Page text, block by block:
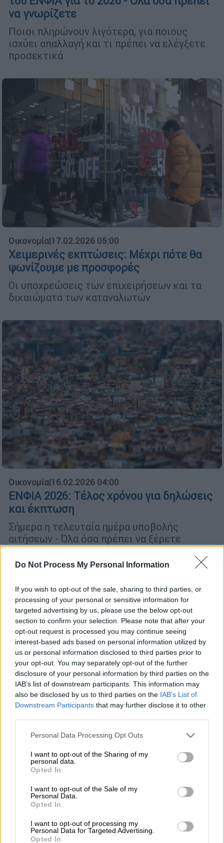
Do Not Process My Personal Information
If you wish to opt-out of the sale, sharing to third parties, or
processing of your personal or sensitive information for
targeted advertising by us, please use the below opt-out
section to confirm your selection. Please note that after your
opt-out request is processed you may continue seeing
interest-based ads based on personal information utilized by
us or personal information disclosed to third parties prior to
your opt-out. You may separately opt-out of the further
disclosure of your personal information by third parties on the
IAB’s list of downstream participants. This information may
also be disclosed by us to third parties on the IAB’s List of
Downstream Participants that may further disclose it to other
Please note that this website/app uses one or more Google
not limited to your visit or usage behaviour. You may click to
grant or deny consent to Google and its third-party tags to
use your data for below specified purposes in below Google
consent section.
Personal Data Processing Opt Outs
I want to opt-out of the Sharing of my
personal data.
Opted In
I want to opt-out of the Sale of my
Personal Data.
Opted In
I want to opt-out of processing my
Personal Data for Targeted Advertising.
Opted In
να γνωρίζετε
Ποιοι πληρώνουν λιγότερα, για ποιους
ισχύει απαλλαγή και τι πρέπει να ελέγξετε
προσεκτικά
Οικονομία|17.02.2026 05:00
Χειμερινές εκπτώσεις: Μέχρι πότε θα
ψωνίζουμε με προσφορές
Οι υποχρεώσεις των επιχειρήσεων και τα
δικαιώματα των καταναλωτών
Οικονομία|16.02.2026 04:00
ΕΝΦΙΑ 2026: Τέλος χρόνου για δηλώσεις
και έκπτωση
Σήμερα η τελευταία ημέρα υποβολής
αιτήσεων - Όλα όσα πρέπει να ξέρετε
Οικονομία|26.01.2026 04:00
Φορολογικές δηλώσεις 2026: Πώς θα
πάρετε έκπτωση 4% στον φόρο
Πώς να το κερδίσετε